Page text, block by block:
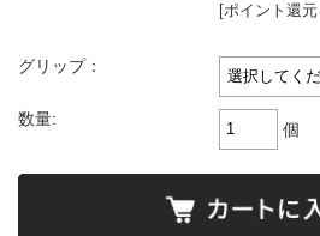
[ポイント還
グリップ：
数量:
個